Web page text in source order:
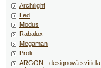
Archilight
Led
Modus
Rabalux
Megaman
Proli
ARGON - designová svítidla